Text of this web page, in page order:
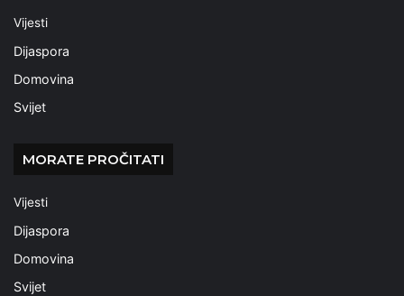
Vijesti
Dijaspora
Domovina
Svijet
MORATE PROČITATI
Vijesti
Dijaspora
Domovina
Svijet